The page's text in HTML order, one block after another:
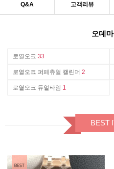
Q&A 고객리뷰
오데
로열오크 33
로열오크 퍼페츄얼 캘린더 2
로열오크 듀얼타임 1
BEST
BEST ITEM